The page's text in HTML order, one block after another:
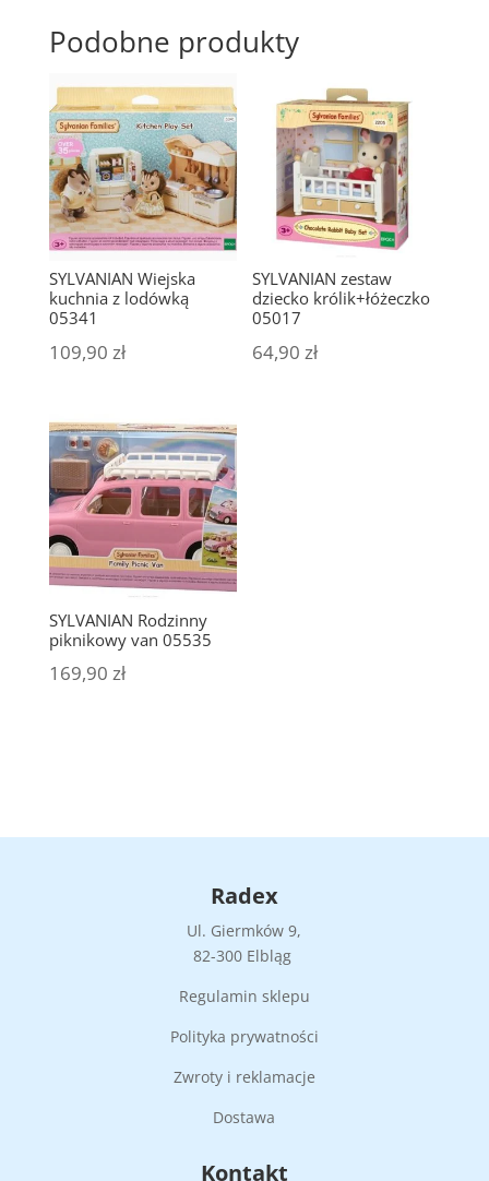
Podobne produkty
SYLVANIAN Wiejska
kuchnia z lodówką
05341
109,90 zł
SYLVANIAN zestaw
dziecko królik+łóżeczko
05017
64,90zł
SYLVANIAN Rodzinny
piknikowy van 05535
169,90 zł
Radex
Ul. Giermków 9,
82-300 Elbląg
Regulamin sklepu
Polityka prywatności
Zwroty i reklamacje
Dostawa
Kontakt